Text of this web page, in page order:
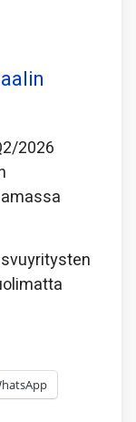
2026